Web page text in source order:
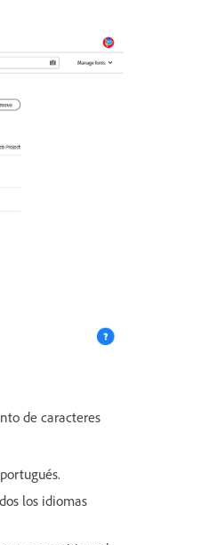
de caracteres
los idiomas